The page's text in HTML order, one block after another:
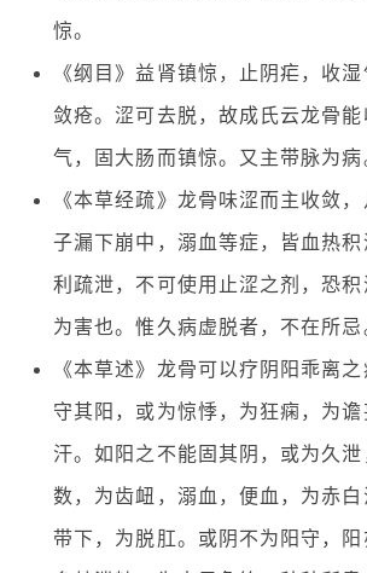
惊。
《纲目》益肾镇惊，止阴疟，收
敛疮。涩可去脱，故成氏云龙骨能
气，固大肠而镇惊。又主带脉为病
《本草经疏》龙骨味涩而主收敛
子漏下崩中，溺血等症，皆血热
利疏泄，不可使用止涩之剂，恐
为害也。惟久病虚脱者，不在所忌
《本草述》龙骨可以疗阴阳乖离
守其阳，或为惊悸，为狂痫，为
汗。如阳之不能固其阴，或为久
数，为齿衄，溺血，便血，为赤
带下，为脱肛。或阴不为阳守，